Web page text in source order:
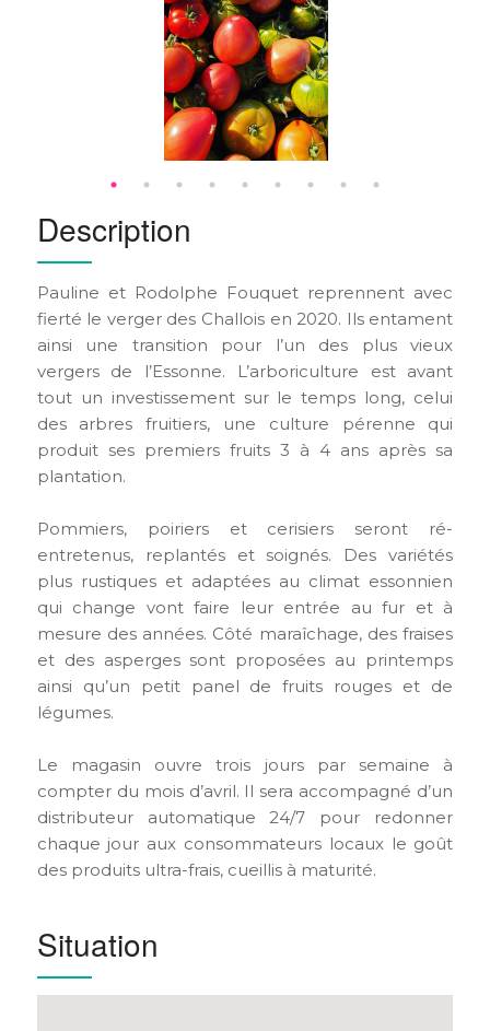
Description
Pauline et Rodolphe Fouquet reprennent avec
fierté le verger des Challois en 2020. Ils entament
ainsi une transition pour l’un des plus vieux
vergers de l’Essonne. L’arboriculture est avant
tout un investissement sur le temps long, celui
des arbres fruitiers, une culture pérenne qui
produit ses premiers fruits 3 à 4 ans après sa
plantation.
Pommiers, poiriers et cerisiers seront ré-
entretenus, replantés et soignés. Des variétés
plus rustiques et adaptées au climat essonnien
qui change vont faire leur entrée au fur et à
mesure des années. Côté maraîchage, des fraises
et des asperges sont proposées au printemps
ainsi qu’un petit panel de fruits rouges et de
légumes.
Le magasin ouvre trois jours par semaine à
compter du mois d’avril. Il sera accompagné d’un
distributeur automatique 24/7 pour redonner
chaque jour aux consommateurs locaux le goût
des produits ultra-frais, cueillis à maturité.
Situation